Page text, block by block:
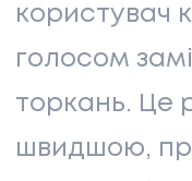
користувач
голосом
торкань. Це
швидшою,